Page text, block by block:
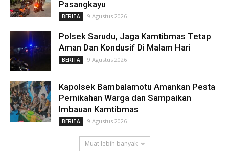
Pasangkayu
BERITA 9 Agustus 2026
Polsek Sarudu, Jaga Kamtibmas Tetap
Aman Dan Kondusif Di Malam Hari
BERITA 9 Agustus 2026
Kapolsek Bambalamotu Amankan Pesta
Pernikahan Warga dan Sampaikan
Imbauan Kamtibmas
BERITA 9 Agustus 2026
Muat lebih banyak